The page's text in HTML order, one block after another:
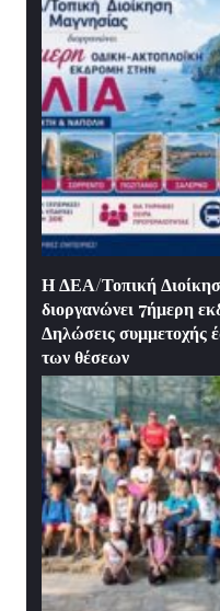
Η ΔΕΑ/Τοπική
διοργανώνει 7ήμερη
Δηλώσεις συμμετοχής
των θέσεων